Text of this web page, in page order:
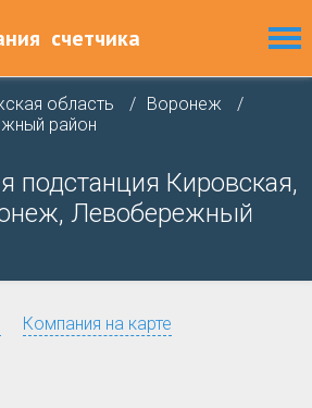
счетчика
область
Воронеж
район
подстанция Кировская,
Левобережный
Компания на карте